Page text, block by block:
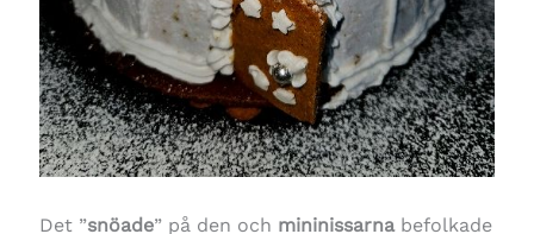
Det ”snöade” på den och mininissarnabefolkade